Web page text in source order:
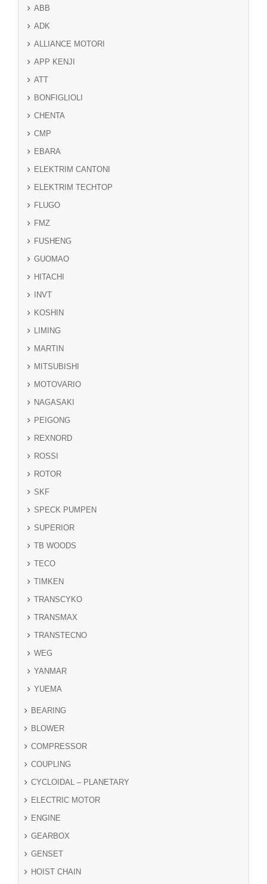
ABB
ADK
ALLIANCE MOTORI
APP KENJI
ATT
BONFIGLIOLI
CHENTA
CMP
EBARA
ELEKTRIM CANTONI
ELEKTRIM TECHTOP
FLUGO
FMZ
FUSHENG
GUOMAO
HITACHI
INVT
KOSHIN
LIMING
MARTIN
MITSUBISHI
MOTOVARIO
NAGASAKI
PEIGONG
REXNORD
ROSSI
ROTOR
SKF
SPECK PUMPEN
SUPERIOR
TB WOODS
TECO
TIMKEN
TRANSCYKO
TRANSMAX
TRANSTECNO
WEG
YANMAR
YUEMA
BEARING
BLOWER
COMPRESSOR
COUPLING
CYCLOIDAL – PLANETARY
ELECTRIC MOTOR
ENGINE
GEARBOX
GENSET
HOIST CHAIN